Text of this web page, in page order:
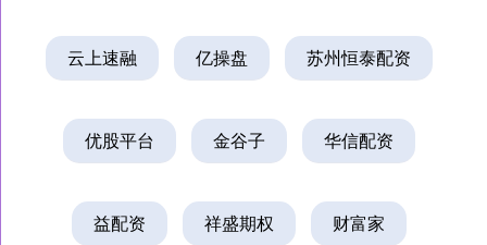
云上速融 亿操盘 苏州恒泰配资
优股平台 金谷子 华信配资
益配资 祥盛期权 财富家